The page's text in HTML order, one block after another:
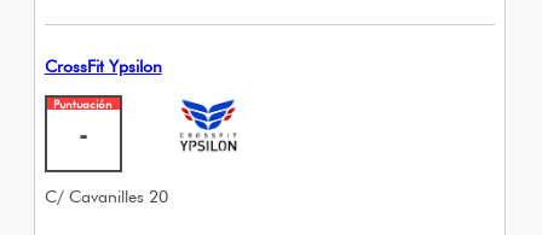
CrossFit Ypsilon
Puntuación
-
C/ Cavanilles 20